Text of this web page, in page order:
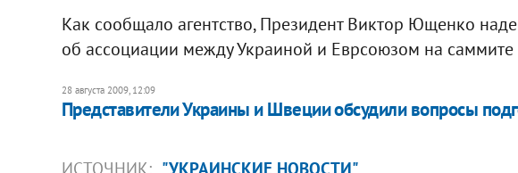
Как сообщало агентство, Президент Виктор Ющенко
об ассоциации между Украиной и Еврсоюзом на саммите
28 августа 2009, 12:09
Представители Украины и Швеции обсудили вопросы
ИСТОЧНИК: "УКРАИНСКИЕ НОВОСТИ"